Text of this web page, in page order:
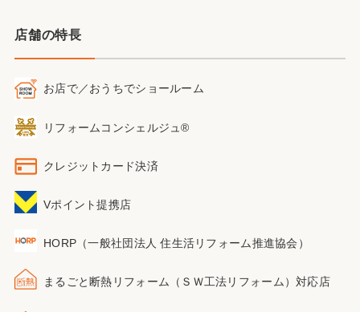
店舗の特長
お店で／おうちでショールーム
リフォームコンシェルジュ®
クレジットカード決済
Vポイント提携店
HORP（一般社団法人 住生活リフォーム推進協会）
まるごと断熱リフォーム （ＳＷ工法リフォーム）対応店